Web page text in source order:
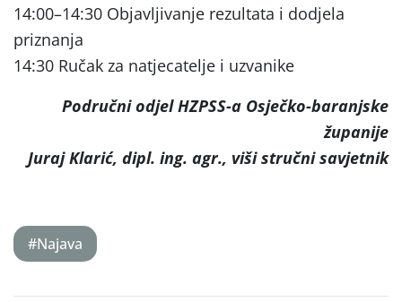
14:00–14:30 Objavljivanje rezultata i dodjela
priznanja
14:30 Ručak za natjecatelje i uzvanike
Područni odjel HZPSS-a Osječko-baranjske
županije
Juraj Klarić, dipl. ing. agr., viši stručni savjetnik
#Najava